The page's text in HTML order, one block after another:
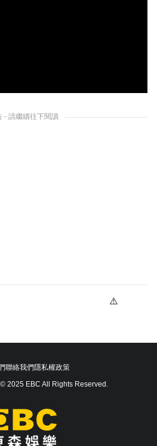
- 請繼續往下閱讀
聯絡我們隱私權政策
2025 EBC All Rights Reserved.